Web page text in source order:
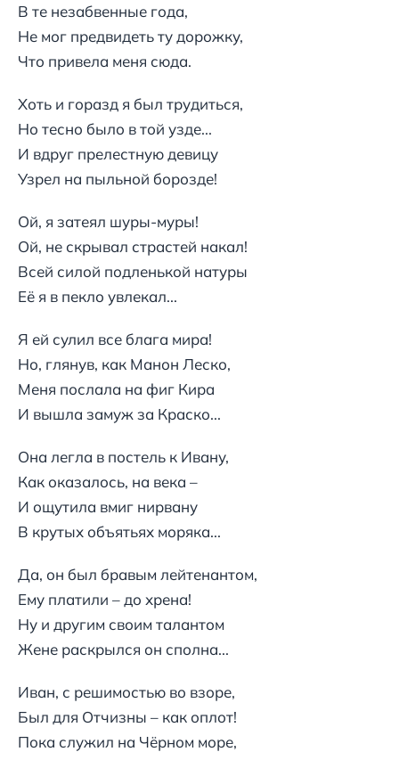
В те незабвенные года,
Не мог предвидеть ту дорожку,
Что привела меня сюда.
Хоть и горазд я был трудиться,
Но тесно было в той узде...
И вдруг прелестную девицу
Узрел на пыльной борозде!
Ой, я затеял шуры-муры!
Ой, не скрывал страстей накал!
Всей силой подленькой натуры
Её я в пекло увлекал...
Я ей сулил все блага мира!
Но, глянув, как Манон Леско,
Меня послала на фиг Кира
И вышла замуж за Краско...
Она легла в постель к Ивану,
Как оказалось, на века –
И ощутила вмиг нирвану
В крутых объятьях моряка...
Да, он был бравым лейтенантом,
Ему платили – до хрена!
Ну и другим своим талантом
Жене раскрылся он сполна...
Иван, с решимостью во взоре,
Был для Отчизны – как оплот!
Пока служил на Чёрном море,